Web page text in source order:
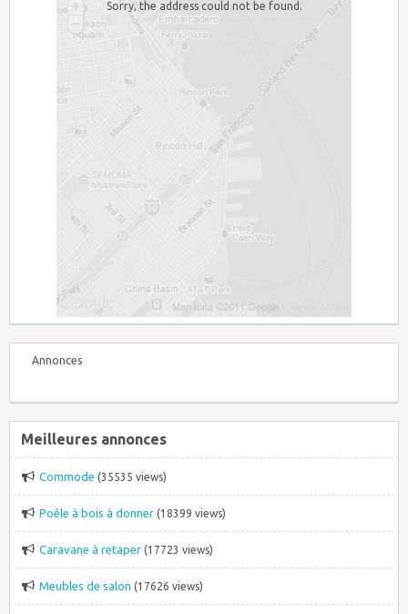
Sorry, the address could not be found.
Annonces
Meilleures annonces
Commode (35535 views)
Poêle à bois à donner (18399 views)
Caravane à retaper (17723 views)
Meubles de salon (17626 views)